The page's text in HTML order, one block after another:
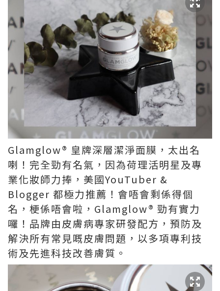
Glamglow® 皇牌深層潔淨面膜，太出名
喇！完全勁有名氣，因為荷理活明星及專
業化妝師力捧，美國YouTuber &
Blogger 都極力推薦！會唔會剩係得個
名，梗係唔會啦，Glamglow® 勁有實力
囉！品牌由皮膚病專家研發配方，預防及
解決所有常見嘅皮膚問題，以多項專利技
術及先進科技改善膚質。